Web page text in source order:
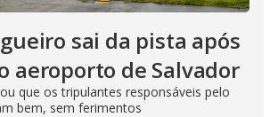
sai da pista após
aeroporto de Salvador
que os tripulantes responsáveis pelo
bem, sem ferimentos